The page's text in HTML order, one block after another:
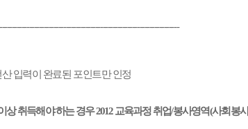
산 입력이 완료된 포인트만 인정
취득해야 하는 경우 2012 교육과정 취업/봉사영역(사회봉